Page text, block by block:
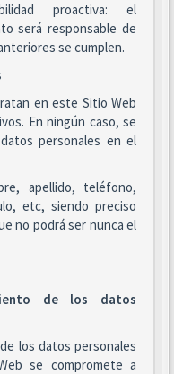
proactiva: el
será responsable de
se cumplen.
en este Sitio Web
En ningún caso, se
personales en el
apellido, teléfono,
etc, siendo preciso
no podrá ser nunca el
de los datos
los datos personales
se compromete a